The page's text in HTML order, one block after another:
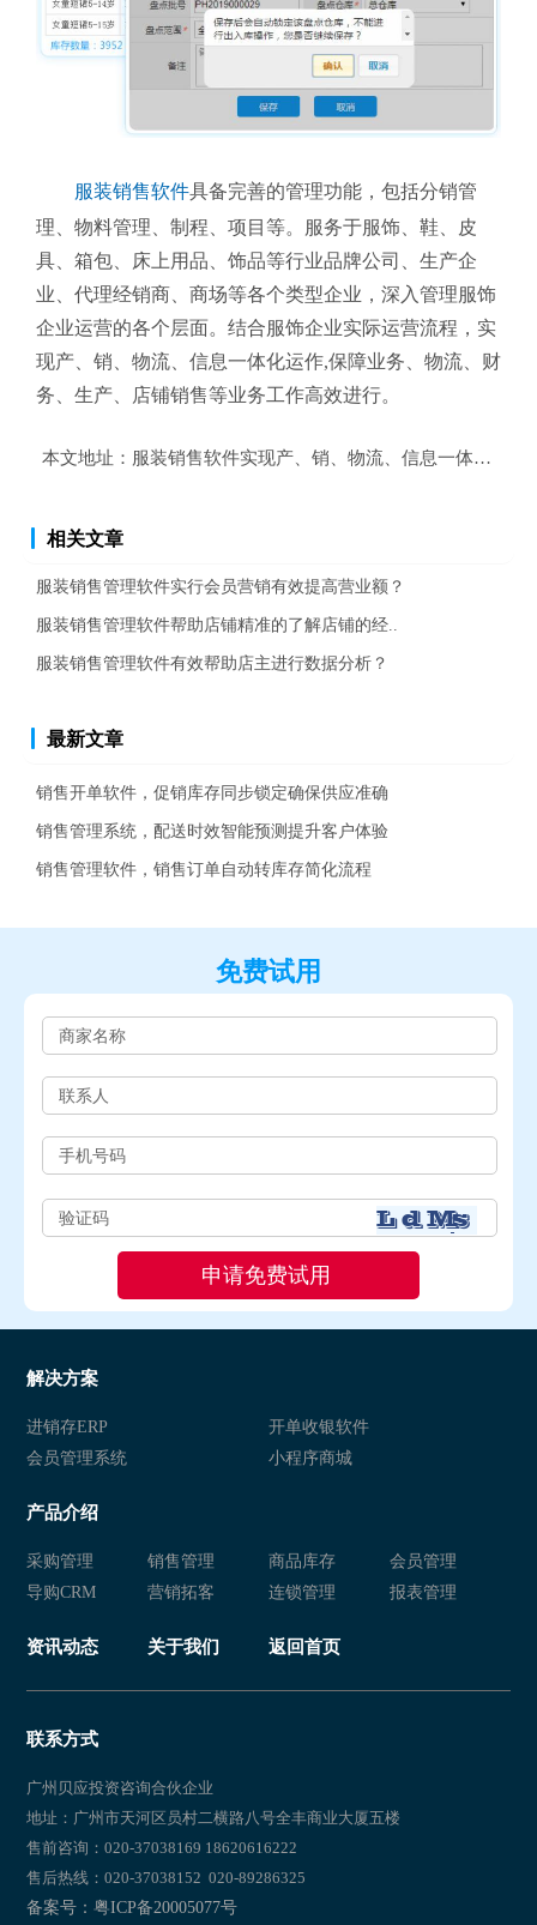
服装销售软件具备完善的管理功能，包括分销管
理、物料管理、制程、项目等。服务于服饰、鞋、皮
具、箱包、床上用品、饰品等行业品牌公司、生产企
业、代理经销商、商场等各个类型企业，深入管理服饰
企业运营的各个层面。结合服饰企业实际运营流程，实
现产、销、物流、信息一体化运作,保障业务、物流、财
务、生产、店铺销售等业务工作高效进行。
本文地址： 服装销售软件实现产、销、物流、信息一体化运作
相关文章
服装销售管理软件实行会员营销有效提高营业额？
服装销售管理软件帮助店铺精准的了解店铺的经..
服装销售管理软件有效帮助店主进行数据分析？
最新文章
销售开单软件，促销库存同步锁定确保供应准确
销售管理系统，配送时效智能预测提升客户体验
销售管理软件，销售订单自动转库存简化流程
免费试用
解决方案
进销存ERP
开单收银软件
会员管理系统
小程序商城
产品介绍
采购管理 销售管理 商品库存
会员管理
导购CRM
营销拓客 连锁管理 报表管理
资讯动态 关于我们 返回首页
联系方式
广州贝应投资咨询合伙企业
地址：广州市天河区员村二横路八号全丰商业大厦五楼
售前咨询：020-37038169 18620616222
售后热线：020-37038152 020-89286325
备案号：粤ICP备20005077号